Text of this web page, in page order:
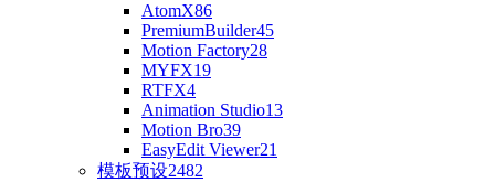
AtomX86
PremiumBuilder45
Motion Factory28
MYFX19
RTFX4
Animation Studio13
Motion Bro39
EasyEdit Viewer21
模板预设2482